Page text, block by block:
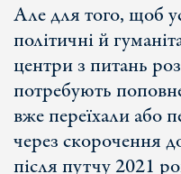
Але для того, щоб
політичні й
центри з питань
потребують
вже переїхали або
через скорочення
після путчу 2021